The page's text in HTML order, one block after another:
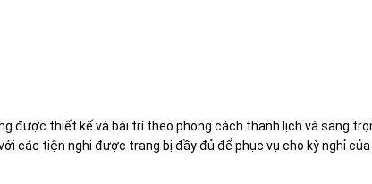
được thiết kế và bài trí theo phong cách thanh lịch và sang
các tiện nghi được trang bị đầy đủ để phục vụ cho kỳ nghỉ của